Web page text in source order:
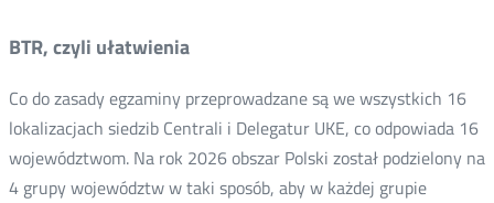
BTR, czyli ułatwienia
Co do zasady egzaminy przeprowadzane są we wszystkich 16
lokalizacjach siedzib Centrali i Delegatur UKE, co odpowiada 16
województwom. Na rok 2026 obszar Polski został podzielony na
4 grupy województw w taki sposób, aby w każdej grupie